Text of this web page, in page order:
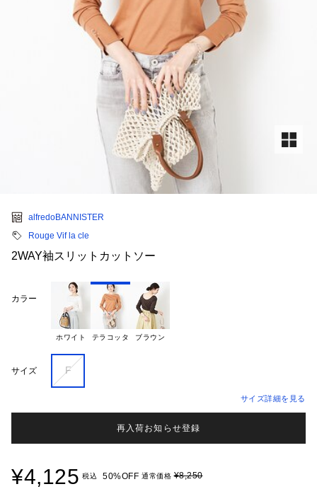
alfredoBANNISTER
Rouge Vif la cle
2WAY袖スリットカットソー
カラー
ホワイト テラコッタ ブラウン
サイズ F
サイズ詳細を見る
再入荷お知らせ登録
¥4,125 税込 50%OFF 通常価格¥8,250